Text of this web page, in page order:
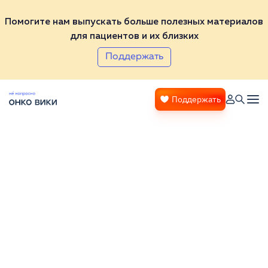
Помогите нам выпускать больше полезных материалов
для пациентов и их близких
Поддержать
Поддержать